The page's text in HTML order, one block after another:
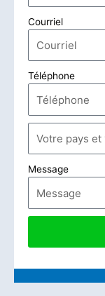
Courriel
Téléphone
Message